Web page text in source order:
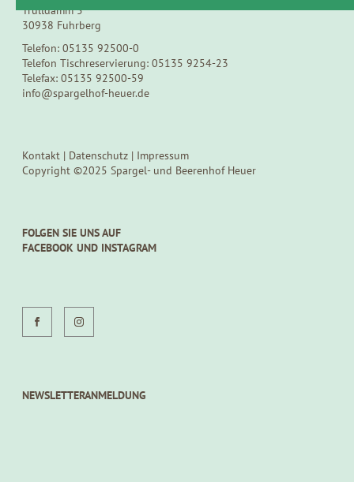
Trülldamm 5
30938 Fuhrberg
Telefon: 05135 92500-0
Telefon Tischreservierung: 05135 9254-23
Telefax: 05135 92500-59
info@spargelhof-heuer.de
Kontakt | Datenschutz | Impressum
Copyright ©2025 Spargel- und Beerenhof Heuer
FOLGEN SIE UNS AUF
FACEBOOK UND INSTAGRAM
NEWSLETTERANMELDUNG